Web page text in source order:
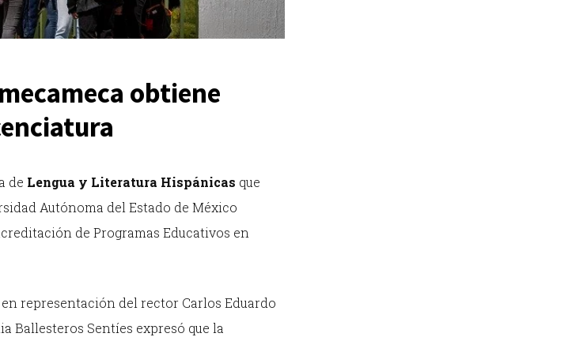
obtiene
de Lengua y Literatura Hispánicas que
Autónoma del Estado de México
de Programas Educativos en
representación del rector Carlos Eduardo
Ballesteros Sentíes expresó que la